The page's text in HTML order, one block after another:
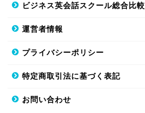
ビジネス英会話スクール総合比較
運営者情報
プライバシーポリシー
特定商取引法に基づく表記
お問い合わせ